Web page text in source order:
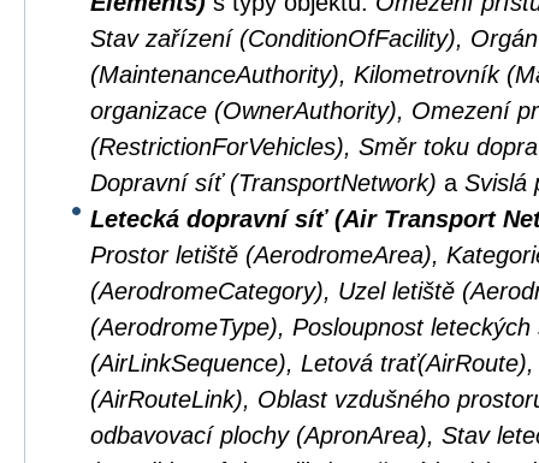
Stav zařízení (ConditionOfFacility),
(MaintenanceAuthority), Kilometrovník
organizace (OwnerAuthority), Omezení
(RestrictionForVehicles), Směr toku
Dopravní síť (TransportNetwork) a Svislá
Letecká dopravní síť (Air Transport
Prostor letiště (AerodromeArea),
(AerodromeCategory), Uzel letiště
(AerodromeType), Posloupnost leteckých
(AirLinkSequence), Letová
(AirRouteLink), Oblast vzdušného
odbavovací plochy (ApronArea), Stav